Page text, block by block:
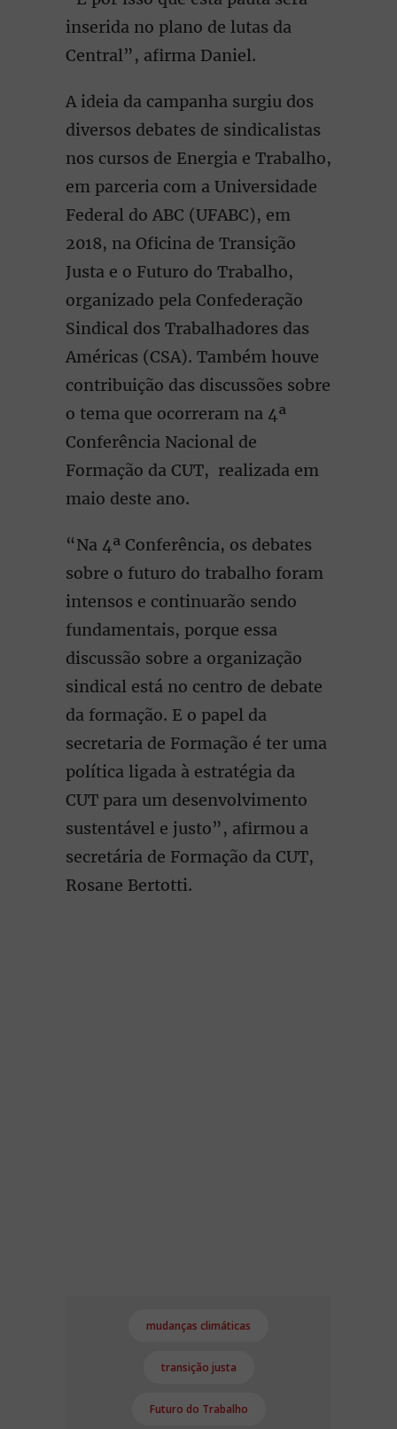
inserida no plano de lutas da
Central”, afirma Daniel.
A ideia da campanha surgiu dos
diversos debates de sindicalistas
nos cursos de Energia e Trabalho,
em parceria com a Universidade
Federal do ABC (UFABC), em
2018, na Oficina de Transição
Justa e o Futuro do Trabalho,
organizado pela Confederação
Sindical dos Trabalhadores das
Américas (CSA). Também houve
contribuição das discussões sobre
o tema que ocorreram na 4ª
Conferência Nacional de
Formação da CUT, realizada em
maio deste ano.
“Na 4ª Conferência, os debates
sobre o futuro do trabalho foram
intensos e continuarão sendo
fundamentais, porque essa
discussão sobre a organização
sindical está no centro de debate
da formação. E o papel da
secretaria de Formação é ter uma
política ligada à estratégia da
CUT para um desenvolvimento
sustentável e justo”, afirmou a
secretária de Formação da CUT,
Rosane Bertotti.
mudanças climáticas
transição justa
Futuro do Trabalho